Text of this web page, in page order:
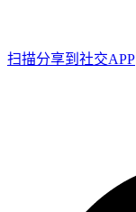
扫描分享到社交APP